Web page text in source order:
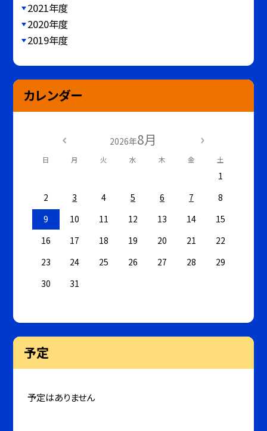
2021年度
2020年度
2019年度
カレンダー
2026年8月
日 月 火 水 木 金 土
1
2
3 4 5 6 7
8
9
10 11 12 13 14
15
16
17 18 19 20 21
22
23
24 25 26 27 28
29
30
31
予定
予定はありません